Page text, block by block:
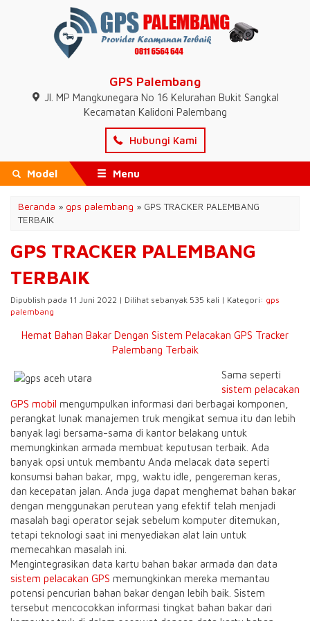
GPS Palembang
Jl. MP Mangkunegara No 16 Kelurahan Bukit Sangkal
Kecamatan Kalidoni Palembang
Hubungi Kami
Model Menu
Beranda » gps palembang » GPS TRACKER PALEMBANG
TERBAIK
GPS TRACKER PALEMBANG
TERBAIK
Dipublish pada 11 Juni 2022 | Dilihat sebanyak 535 kali | Kategori: gps
palembang
Hemat Bahan Bakar Dengan Sistem Pelacakan GPS Tracker
Palembang Terbaik
Sama seperti
sistem pelacakan
GPS mobil mengumpulkan informasi dari berbagai komponen,
perangkat lunak manajemen truk mengikat semua itu dan lebih
banyak lagi bersama-sama di kantor belakang untuk
memungkinkan armada membuat keputusan terbaik. Ada
banyak opsi untuk membantu Anda melacak data seperti
konsumsi bahan bakar, mpg, waktu idle, pengereman keras,
dan kecepatan jalan. Anda juga dapat menghemat bahan bakar
dengan menggunakan perutean yang efektif telah menjadi
masalah bagi operator sejak sebelum komputer ditemukan,
tetapi teknologi saat ini menyediakan alat lain untuk
memecahkan masalah ini.
Mengintegrasikan data kartu bahan bakar armada dan data
sistem pelacakan GPS memungkinkan mereka memantau
potensi pencurian bahan bakar dengan lebih baik. Sistem
tersebut mencocokkan informasi tingkat bahan bakar dari